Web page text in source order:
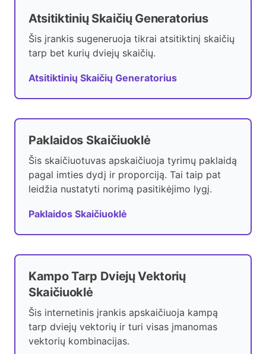
Atsitiktinių Skaičių Generatorius
Šis įrankis sugeneruoja tikrai atsitiktinį skaičių
tarp bet kurių dviejų skaičių.
Atsitiktinių Skaičių Generatorius
Paklaidos Skaičiuoklė
Šis skaičiuotuvas apskaičiuoja tyrimų paklaidą
pagal imties dydį ir proporciją. Tai taip pat
leidžia nustatyti norimą pasitikėjimo lygį.
Paklaidos Skaičiuoklė
Kampo Tarp Dviejų Vektorių
Skaičiuoklė
Šis internetinis įrankis apskaičiuoja kampą
tarp dviejų vektorių ir turi visas įmanomas
vektorių kombinacijas.